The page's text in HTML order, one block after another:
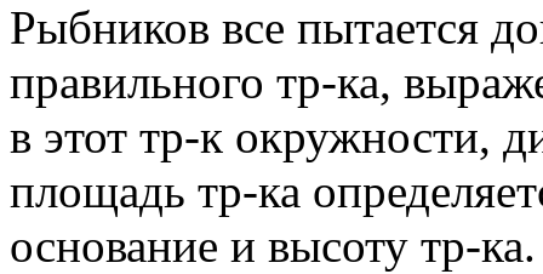
Рыбников все пытается
правильного тр-ка,
в этот тр-к окружности,
площадь тр-ка
основание и высоту тр-ка.